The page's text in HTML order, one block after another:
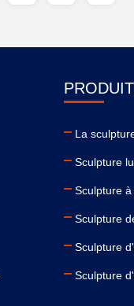
La
Sculpture
Sculpture à
Sculpture
Sculpture
Sculpture